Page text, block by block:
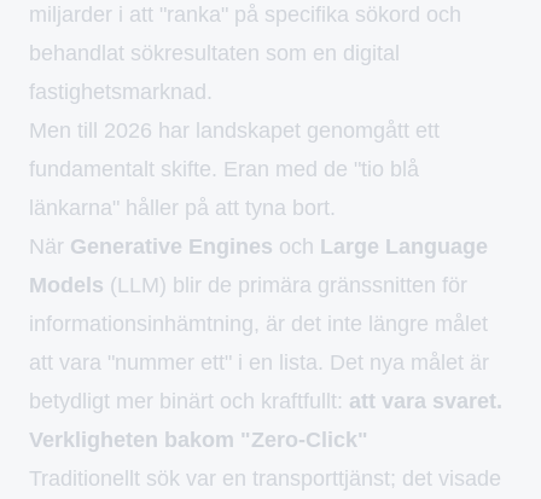
miljarder i att "ranka" på specifika sökord och
behandlat sökresultaten som en digital
fastighetsmarknad.
Men till 2026 har landskapet genomgått ett
fundamentalt skifte. Eran med de "tio blå
länkarna" håller på att tyna bort.
När Generative Engines och Large Language
Models (LLM) blir de primära gränssnitten för
informationsinhämtning, är det inte längre målet
att vara "nummer ett" i en lista. Det nya målet är
betydligt mer binärt och kraftfullt: att vara svaret.
Verkligheten bakom "Zero-Click"
Traditionellt sök var en transporttjänst; det visade